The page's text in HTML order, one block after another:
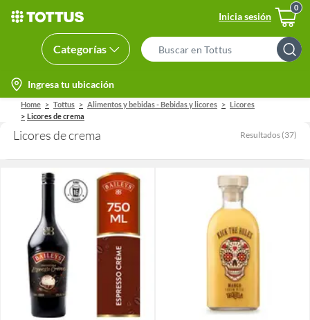
Inicia sesión
Categorías
Search
Bar
location-
icon
Ingresa tu ubicación
Home Tottus Alimentos y bebidas - Bebidas y licores
Licores
Licores de crema
Licores de crema Resultados (37)